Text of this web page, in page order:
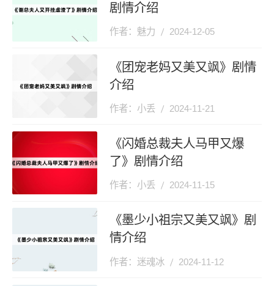
剧情介绍
作者：魅力 2024-12-05
《团宠老妈又美又飒》剧情
介绍
作者：小丢 2024-11-21
《闪婚总裁夫人马甲又爆
了》剧情介绍
作者：小丢 2024-11-15
《墨少小祖宗又美又飒》剧
情介绍
作者：迷魂冰 2024-11-12